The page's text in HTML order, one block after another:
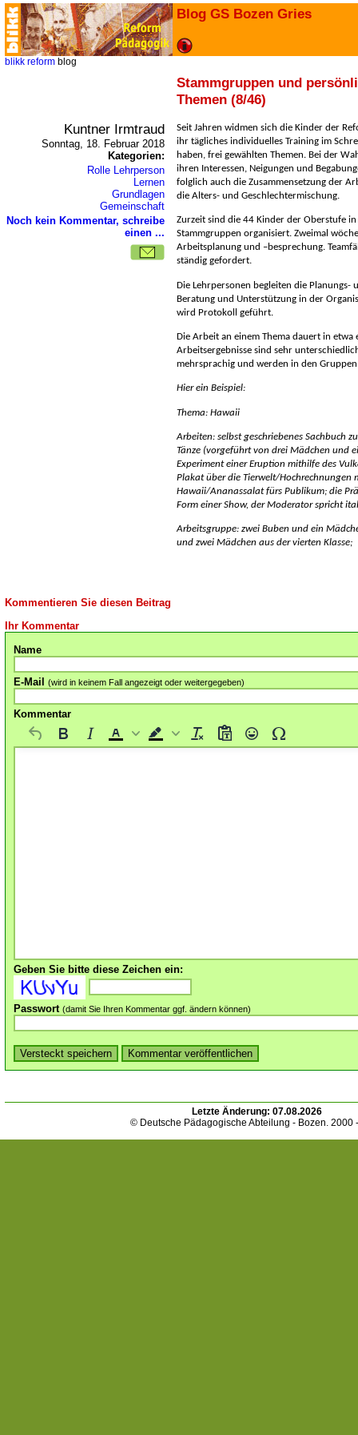
Blog GS Bozen Gries
blikk reform blog
Stammgruppen und
Themen (8/46)
Kuntner Irmtraud
Sonntag, 18. Februar 2018
Kategorien:
Rolle Lehrperson
Lernen
Grundlagen
Gemeinschaft
Noch kein Kommentar, schreibe
einen ...
Seit Jahren widmen sich die Kinder der
ihr tägliches individuelles Training im
haben, frei gewählten Themen. Bei der
ihren Interessen, Neigungen und
folglich auch die Zusammensetzung der
die Alters- und Geschlechtermischung.
Zurzeit sind die 44 Kinder der Oberstufe
Stammgruppen organisiert. Zweimal
Arbeitsplanung und –besprechung.
ständig gefordert.
Die Lehrpersonen begleiten die Planungs-
Beratung und Unterstützung in der
wird Protokoll geführt.
Die Arbeit an einem Thema dauert in etwa
Arbeitsergebnisse sind sehr
mehrsprachig und werden in den
Hier ein Beispiel:
Thema: Hawaii
Arbeiten: selbst geschriebenes Sachbuch
Tänze (vorgeführt von drei Mädchen und
Experiment einer Eruption mithilfe des
Plakat über die Tierwelt/Hochrechnungen
Hawaii/Ananassalat fürs Publikum; die
Form einer Show, der Moderator spricht
Arbeitsgruppe: zwei Buben und ein
und zwei Mädchen aus der vierten Klasse;
Kommentieren Sie diesen Beitrag
Ihr Kommentar
Name
E-Mail (wird in keinem Fall angezeigt oder weitergegeben)
Kommentar
Geben Sie bitte diese Zeichen ein:
Passwort (damit Sie Ihren Kommentar ggf. ändern können)
Letzte Änderung: 07.08.2026
© Deutsche Pädagogische Abteilung - Bozen. 2000